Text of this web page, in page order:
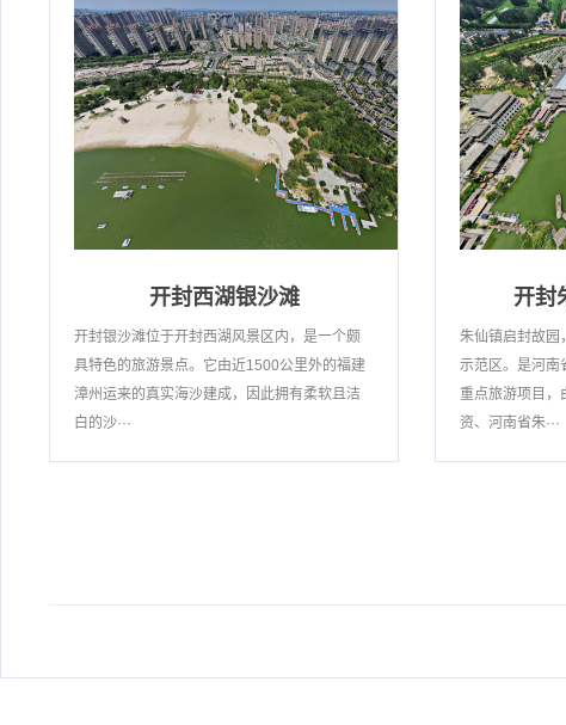
开封西湖银沙滩
开封银沙滩位于开封西湖风景区内，是一个颇
具特色的旅游景点。它由近1500公里外的福建
漳州运来的真实海沙建成，因此拥有柔软且洁
白的沙···
开封
朱仙镇启封故园
示范区。是河南
重点旅游项目，
资、河南省朱···